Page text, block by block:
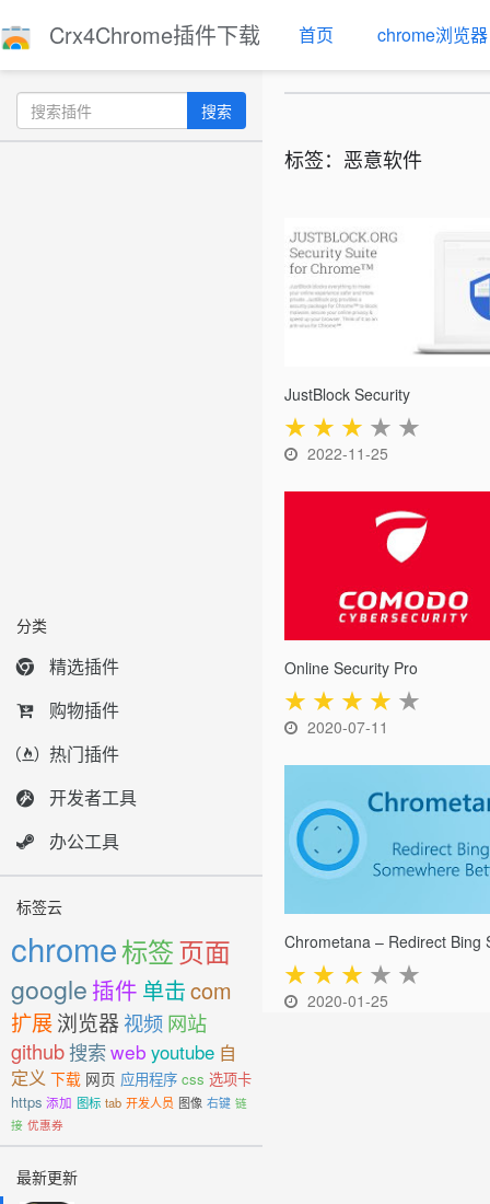
Crx4Chrome插件下载 首页 chrome浏览器
搜索
分类
精选插件
购物插件
热门插件
开发者工具
办公工具
标签云
chrome标签页面
google 插件 单击com
扩展浏览器 视频网站
github搜索web youtube 自
定义 下载 网页 应用程序 css 选项卡
https 添加 图标 tab 开发人员 图像 右键 链
接 优惠券
最新更新
标签：恶意软件
JustBlock Security
★ ★ ★ ★ ★
2022-11-25
Online Security Pro
★ ★ ★ ★ ★
2020-07-11
★ ★ ★ ★ ★
2020-01-25